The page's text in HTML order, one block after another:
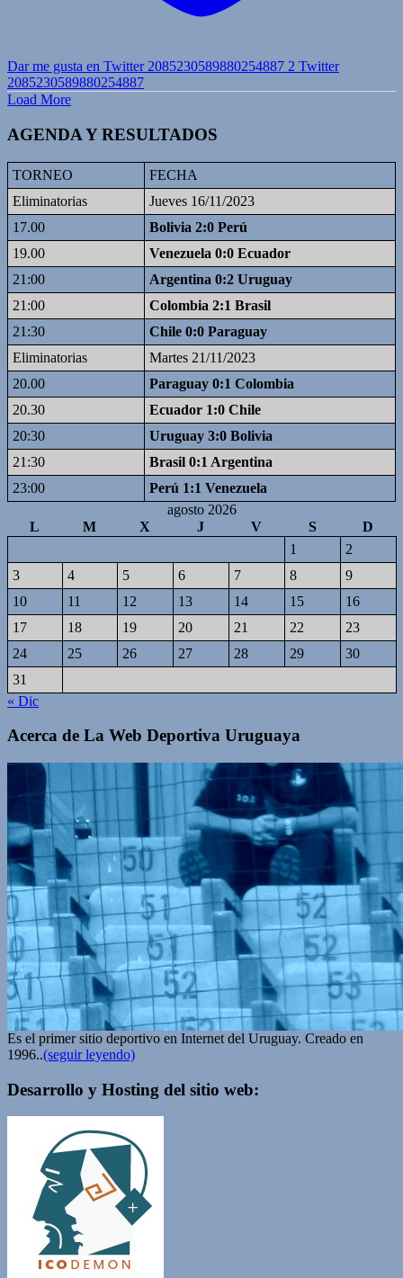
Dar me gusta en Twitter 2085230589880254887 2 Twitter
2085230589880254887
Load More
AGENDA Y RESULTADOS
TORNEO
FECHA
Eliminatorias
Jueves 16/11/2023
17.00
Bolivia 2:0 Perú
19.00
Venezuela 0:0 Ecuador
21:00
Argentina 0:2 Uruguay
21:00
Colombia 2:1 Brasil
21:30
Chile 0:0 Paraguay
Eliminatorias
Martes 21/11/2023
20.00
Paraguay 0:1 Colombia
20.30
Ecuador 1:0 Chile
20:30
Uruguay 3:0 Bolivia
21:30
Brasil 0:1 Argentina
23:00
Perú 1:1 Venezuela
agosto 2026
L
M X J V S
D
1
2
3
4 5 6 7 8
9
10
11 12 13 14 15
16
17
18 19 20 21 22
23
24
25 26 27 28 29
30
31
« Dic
Acerca de La Web Deportiva Uruguaya
Es el primer sitio deportivo en Internet del Uruguay. Creado en
1996..(seguir leyendo)
Desarrollo y Hosting del sitio web: